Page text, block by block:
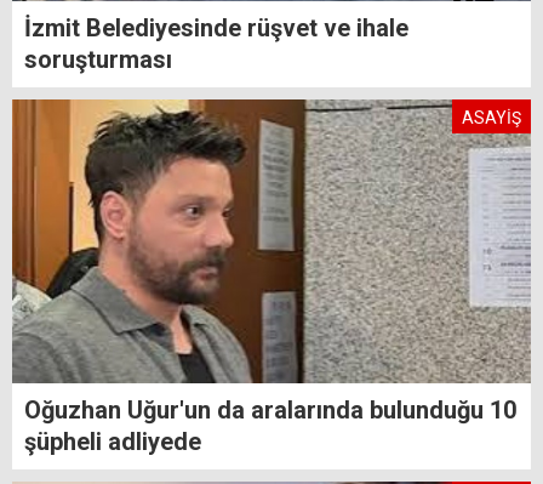
İzmit Belediyesinde rüşvet ve ihale
soruşturması
ASAYİŞ
Oğuzhan Uğur'un da aralarında bulunduğu 10
şüpheli adliyede